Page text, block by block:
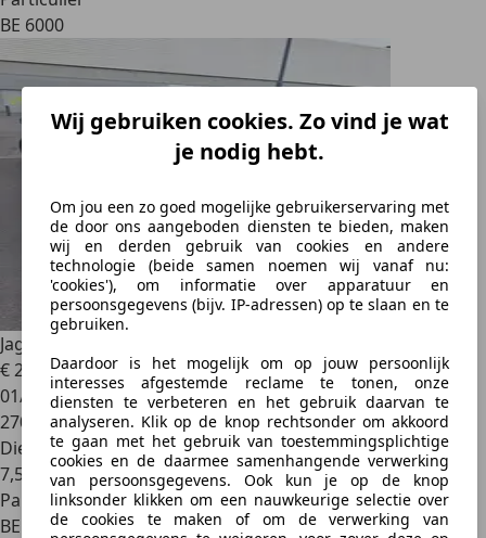
Wij gebruiken cookies. Zo vind je wat
je nodig hebt.
Om jou een zo goed mogelijke gebruikerservaring met
de door ons aangeboden diensten te bieden, maken
wij en derden gebruik van cookies en andere
technologie (beide samen noemen wij vanaf nu:
'cookies'), om informatie over apparatuur en
persoonsgegevens (bijv. IP-adressen) op te slaan en te
gebruiken.
Daardoor is het mogelijk om op jouw persoonlijk
interesses afgestemde reclame te tonen, onze
diensten te verbeteren en het gebruik daarvan te
analyseren. Klik op de knop rechtsonder om akkoord
te gaan met het gebruik van toestemmingsplichtige
cookies en de daarmee samenhangende verwerking
van persoonsgegevens. Ook kun je op de knop
linksonder klikken om een nauwkeurige selectie over
de cookies te maken of om de verwerking van
BE 6000
Jaguar XF
€ 2.500
01/2009
270.000 km
Diesel
7,5 l/100 km (comb.)
Particulier
BE 4000